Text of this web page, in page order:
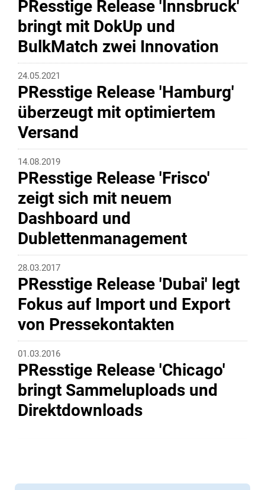
PResstige Release 'Innsbruck'
bringt mit DokUp und
BulkMatch zwei Innovation
24.05.2021
PResstige Release 'Hamburg'
überzeugt mit optimiertem
Versand
14.08.2019
PResstige Release 'Frisco'
zeigt sich mit neuem
Dashboard und
Dublettenmanagement
28.03.2017
PResstige Release 'Dubai' legt
Fokus auf Import und Export
von Pressekontakten
01.03.2016
PResstige Release 'Chicago'
bringt Sammeluploads und
Direktdownloads